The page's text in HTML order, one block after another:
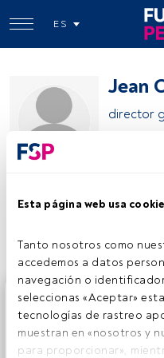
Esta página web usa
Tanto nosotros como
accedemos a datos
navegación o
seleccionas «Aceptar»
tecnologías de rastreo
muestran en «nosotros y
para proporcionar»,
ES
Jean
director
Compartir:
Este es un artículo
de FundsPeople. Si ya
botón Login. Si aún no
registrarte y disfrutar de